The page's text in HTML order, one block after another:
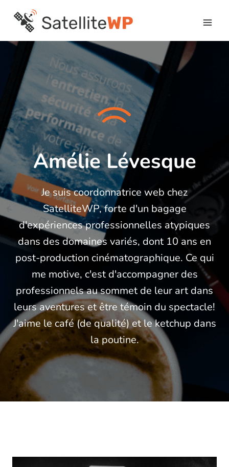
content
Amélie Lévesque
Je suis coordonnatrice web chez
SatelliteWP, forte d'un bagage
d'expériences professionnelles atypiques
dans des domaines variés, dont 10 ans en
post-production cinématographique. Ce qui
me motive, c'est d'accompagner des
professionnels au sommet de leur art dans
leurs aventures et être témoin du spectacle!
J'aime le café (de qualité) et le ketchup dans
la poutine.